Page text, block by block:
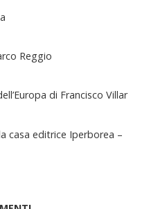
Reggio
di Francisco Villar
casa editrice Iperborea –